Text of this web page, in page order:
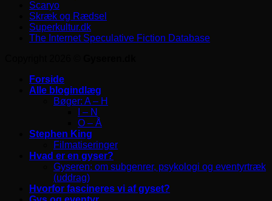
Scaryo
Skræk og Rædsel
Superkultur.dk
The Internet Speculative Fiction Database
Forside
Alle blogindlæg
Bøger: A – H
I – N
O – Å
Stephen King
Filmatiseringer
Hvad er en gyser?
Gyseren: om subgenrer, psykologi og eventyrtræk
(uddrag)
Hvorfor fascineres vi af gyset?